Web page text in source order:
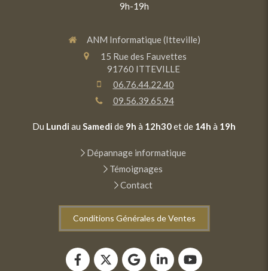
9h-19h
ANM Informatique (Itteville)
15 Rue des Fauvettes
91760 ITTEVILLE
06.76.44.22.40
09.56.39.65.94
Du Lundi au Samedi de 9h à 12h30et de 14h à 19h
Dépannage informatique
Témoignages
Contact
Conditions Générales de Ventes